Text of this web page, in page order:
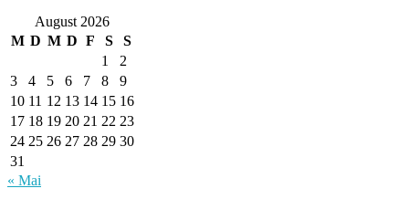
August 2026
M D M D F S
S
1
2
3
4 5 6 7 8
9
10 11 12 13 14 15 16
17 18 19 20 21 22 23
24 25 26 27 28 29 30
31
« Mai